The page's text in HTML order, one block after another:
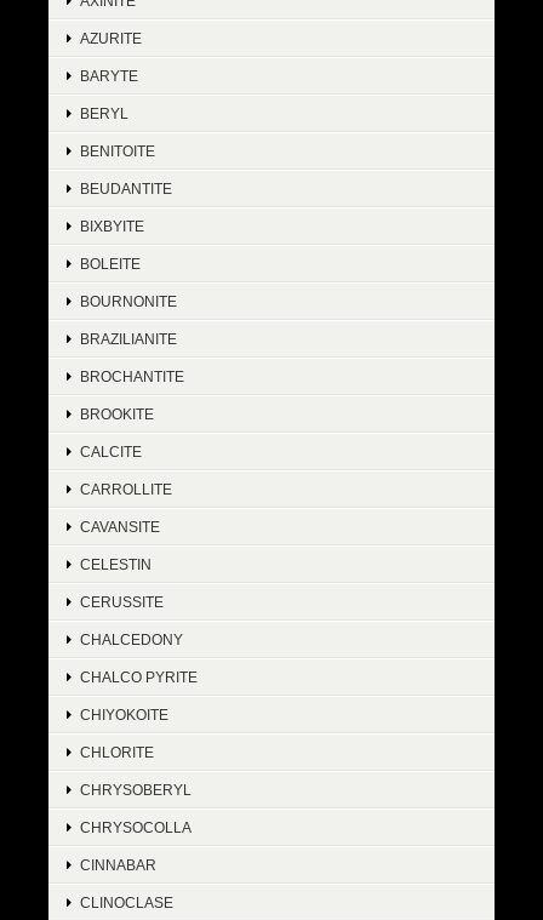
AZURITE
BARYTE
BERYL
BENITOITE
BEUDANTITE
BIXBYITE
BOLEITE
BOURNONITE
BRAZILIANITE
BROCHANTITE
BROOKITE
CALCITE
CARROLLITE
CAVANSITE
CELESTIN
CERUSSITE
CHALCEDONY
CHALCO PYRITE
CHIYOKOITE
CHLORITE
CHRYSOBERYL
CHRYSOCOLLA
CINNABAR
CLINOCLASE